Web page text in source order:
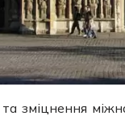
зміцнення